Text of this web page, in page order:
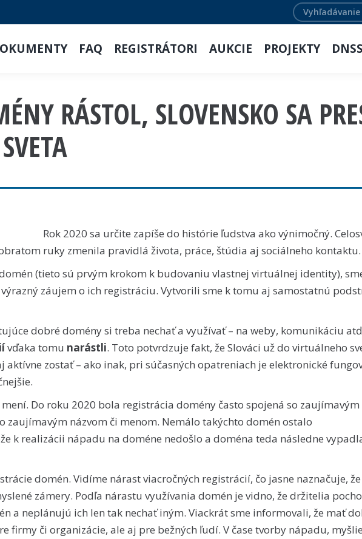
Search:
FAQ REGISTRÁTORI AUKCIE PROJEKTY
RÁSTOL, SLOVENSKO SA
Rok 2020 sa určite zapíše do histórie ľudstva ako výnimočný.
ruky zmenila pravidlá života, práce, štúdia aj sociálneho kontaktu.
(tieto sú prvým krokom k budovaniu vlastnej virtuálnej identity),
záujem o ich registráciu. Vytvorili sme k tomu aj samostatnú
dobré domény si treba nechať a využívať – na weby, komunikáciu
vďaka tomu narástli. Toto potvrdzuje fakt, že Slováci už do virtuálneho
aktívne zostať – ako inak, pri súčasných opatreniach je elektronické
Do roku 2020 bola registrácia domény často spojená so zaujímavým
zaujímavým názvom či menom. Nemálo takýchto domén ostalo
k realizácii nápadu na doméne nedošlo a doména teda následne
domén. Vidíme nárast viacročných registrácií, čo jasne naznačuje, že
zámery. Podľa nárastu využívania domén je vidno, že držitelia
a neplánujú ich len tak nechať iným. Viackrát sme informovali, že mať
firmy či organizácie, ale aj pre bežných ľudí. V čase tvorby nápadu,